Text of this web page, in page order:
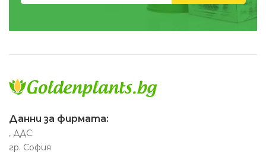
Данни за фирмата:
, ДДС:
гр. София